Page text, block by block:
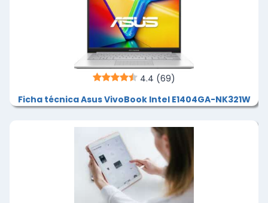
4.4 (69)
Ficha técnica Asus VivoBook Intel E1404GA-NK321W